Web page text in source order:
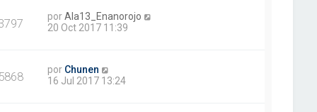
porAla13_Enanorojo
20 Oct 2017 11:39
5868 por Chunen
16 Jul 2017 13:24